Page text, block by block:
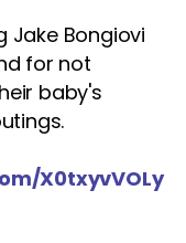
Jake Bongiovi
for not
baby's
X0txyvVOLy